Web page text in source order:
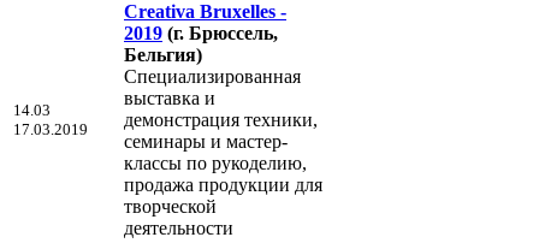
14.03
17.03.2019
Creativa Bruxelles -
2019 (г. Брюссель,
Бельгия)
Специализированная
выставка и
демонстрация техники,
семинары и мастер-
классы по рукоделию,
продажа продукции для
творческой
деятельности